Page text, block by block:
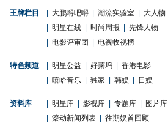
王牌栏目 大鹏嘚吧嘚 潮流实验室
大人物
明星在线 时尚周报
先锋人物
电影评审团 电视收视榜
特色频道 明星公益 好莱坞
香港电影
嘻哈音乐 独家 韩娱 日娱
资料库 明星库 影视库 专题库
图片库
滚动新闻列表 往期娱首回顾